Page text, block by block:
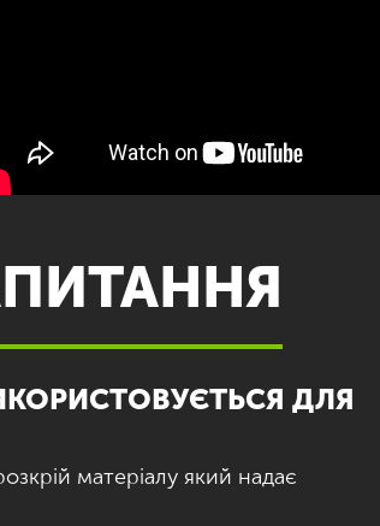
ДЛЯ
матеріалу який надає